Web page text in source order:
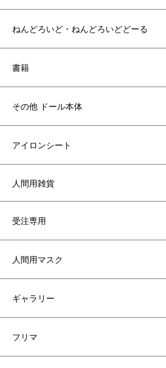
ねんどろいど・ねんどろいどどーる
書籍
その他 ドール本体
アイロンシート
人間用雑貨
受注専用
人間用マスク
ギャラリー
フリマ